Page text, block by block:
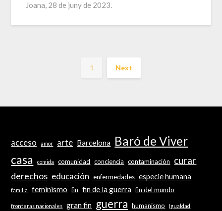
Joana, 28 de juny de 2023.
1 Next
acceso amor arte Barcelona Baró de Viver
casa comida comunidad conciencia contaminación curar
derechos educación enfermedades especie humana
familia feminismo fin fin de la guerra fin del mundo
fronteras nacionales gran fin guerra humanismo Igualdad